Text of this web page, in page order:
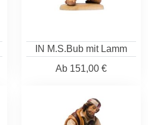
IN M.S.Bub mit Lamm
Ab 151,00 €